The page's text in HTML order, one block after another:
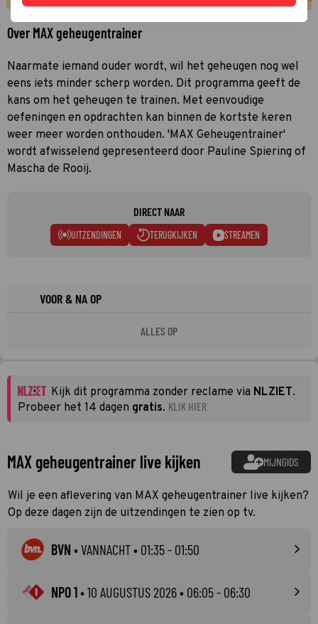
Over MAX geheugentrainer
Naarmate iemand ouder wordt, wil het geheugen nog wel
eens iets minder scherp worden. Dit programma geeft de
kans om het geheugen te trainen. Met eenvoudige
oefeningen en opdrachten kan binnen de kortste keren
weer meer worden onthouden. 'MAX Geheugentrainer'
wordt afwisselend gepresenteerd door Pauline Spiering of
Mascha de Rooij.
DIRECT NAAR
UITZENDINGEN TERUGKIJKEN STREAMEN
VOOR & NA OP
ALLES OP
Kijk dit programma zonder reclame via NLZIET.
Probeer het 14 dagen gratis. KLIK HIER
MAX geheugentrainer live kijken MIJNGIDS
Wil je een aflevering van MAX geheugentrainer live kijken?
Op deze dagen zijn de uitzendingen te zien op tv.
BVN •VANNACHT• 01:35 - 01:50
NPO 1•10 AUGUSTUS 2026• 06:05 - 06:30